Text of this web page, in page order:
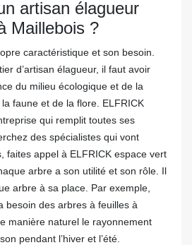
artisan élagueur
Maillebois ?
caractéristique et son besoin.
d’artisan élagueur, il faut avoir
du milieu écologique et de la
faune et de la flore. ELFRICK
qui remplit toutes ses
des spécialistes qui vont
faites appel à ELFRICK espace vert
arbre a son utilité et son rôle. Il
arbre à sa place. Par exemple,
besoin des arbres à feuilles à
manière naturel le rayonnement
pendant l’hiver et l’été.